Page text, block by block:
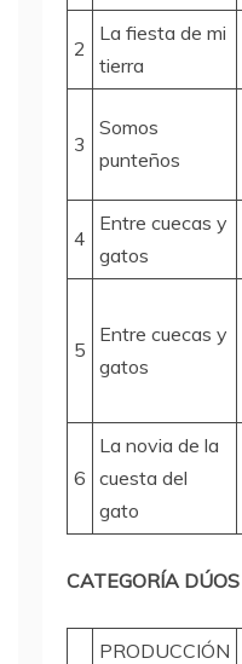
2
La fiesta de mi
tierra
3
Somos
punteños
4
Entre cuecas y
gatos
5
Entre cuecas y
gatos
6
La novia de la
cuesta del
gato
CATEGORÍA DÚOS
PRODUCCIÓN